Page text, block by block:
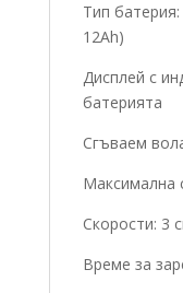
Тип
12Ah)
Дисплей с
батерията
Сгъваем
Максимална
Скорости: 3
Време за